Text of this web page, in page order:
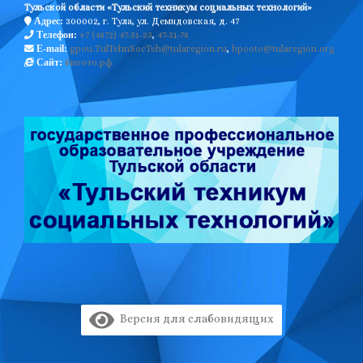
Тульской области «Тульский техникум социальных технологий»
Адрес: 300002, г. Тула, ул. Демидовская, д. 47
Телефон: +7 (4872) 47-51-35, 47-51-78
E-mail: gpou.TulTehnSocTeh@tularegion.ru, bpooto@tularegion.org
Сайт: бпоото.рф
Версия для слабовидящих